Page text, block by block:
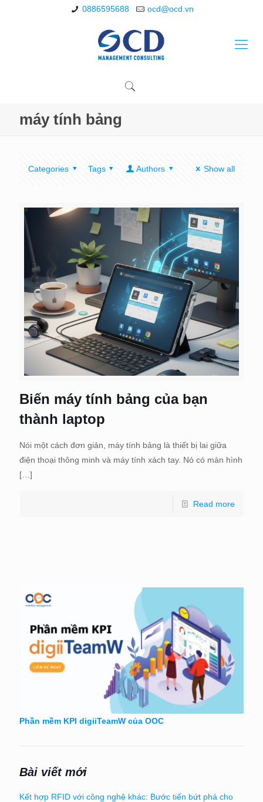
0886595688 ocd@ocd.vn
máy tính bảng
Categories Tags Authors Show all
Biến máy tính bảng của bạn
thành laptop
Nói một cách đơn giản, máy tính bảng là thiết bị lai giữa
điện thoại thông minh và máy tính xách tay. Nó có màn hình
[…]
Read more
Phần mềm KPI digiiTeamW của OOC
Bài viết mới
Kết hợp RFID với công nghệ khác: Bước tiến bứt phá cho